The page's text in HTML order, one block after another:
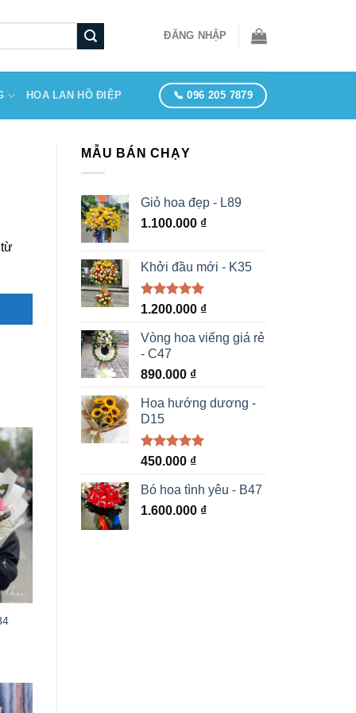
ĐĂNG NHẬP
HOA LAN HỒ ĐIỆP 📞 096 205 7879
MẪU BÁN CHẠY
Giỏ hoa đẹp - L89
1.100.000 ₫
Khởi đầu mới - K35
Được xếp
5 sao
1.200.000 ₫
Vòng hoa viếng giá rẻ
- C47
890.000 ₫
Hoa hướng dương -
D15
Được xếp
5 sao
450.000 ₫
Bó hoa tình yêu - B47
1.600.000 ₫